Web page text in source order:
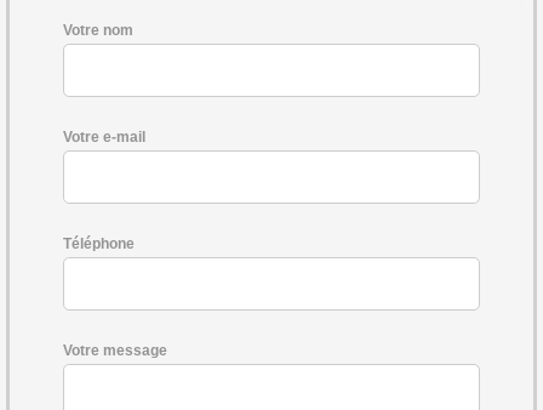
Votre nom
Votre e-mail
Téléphone
Votre message